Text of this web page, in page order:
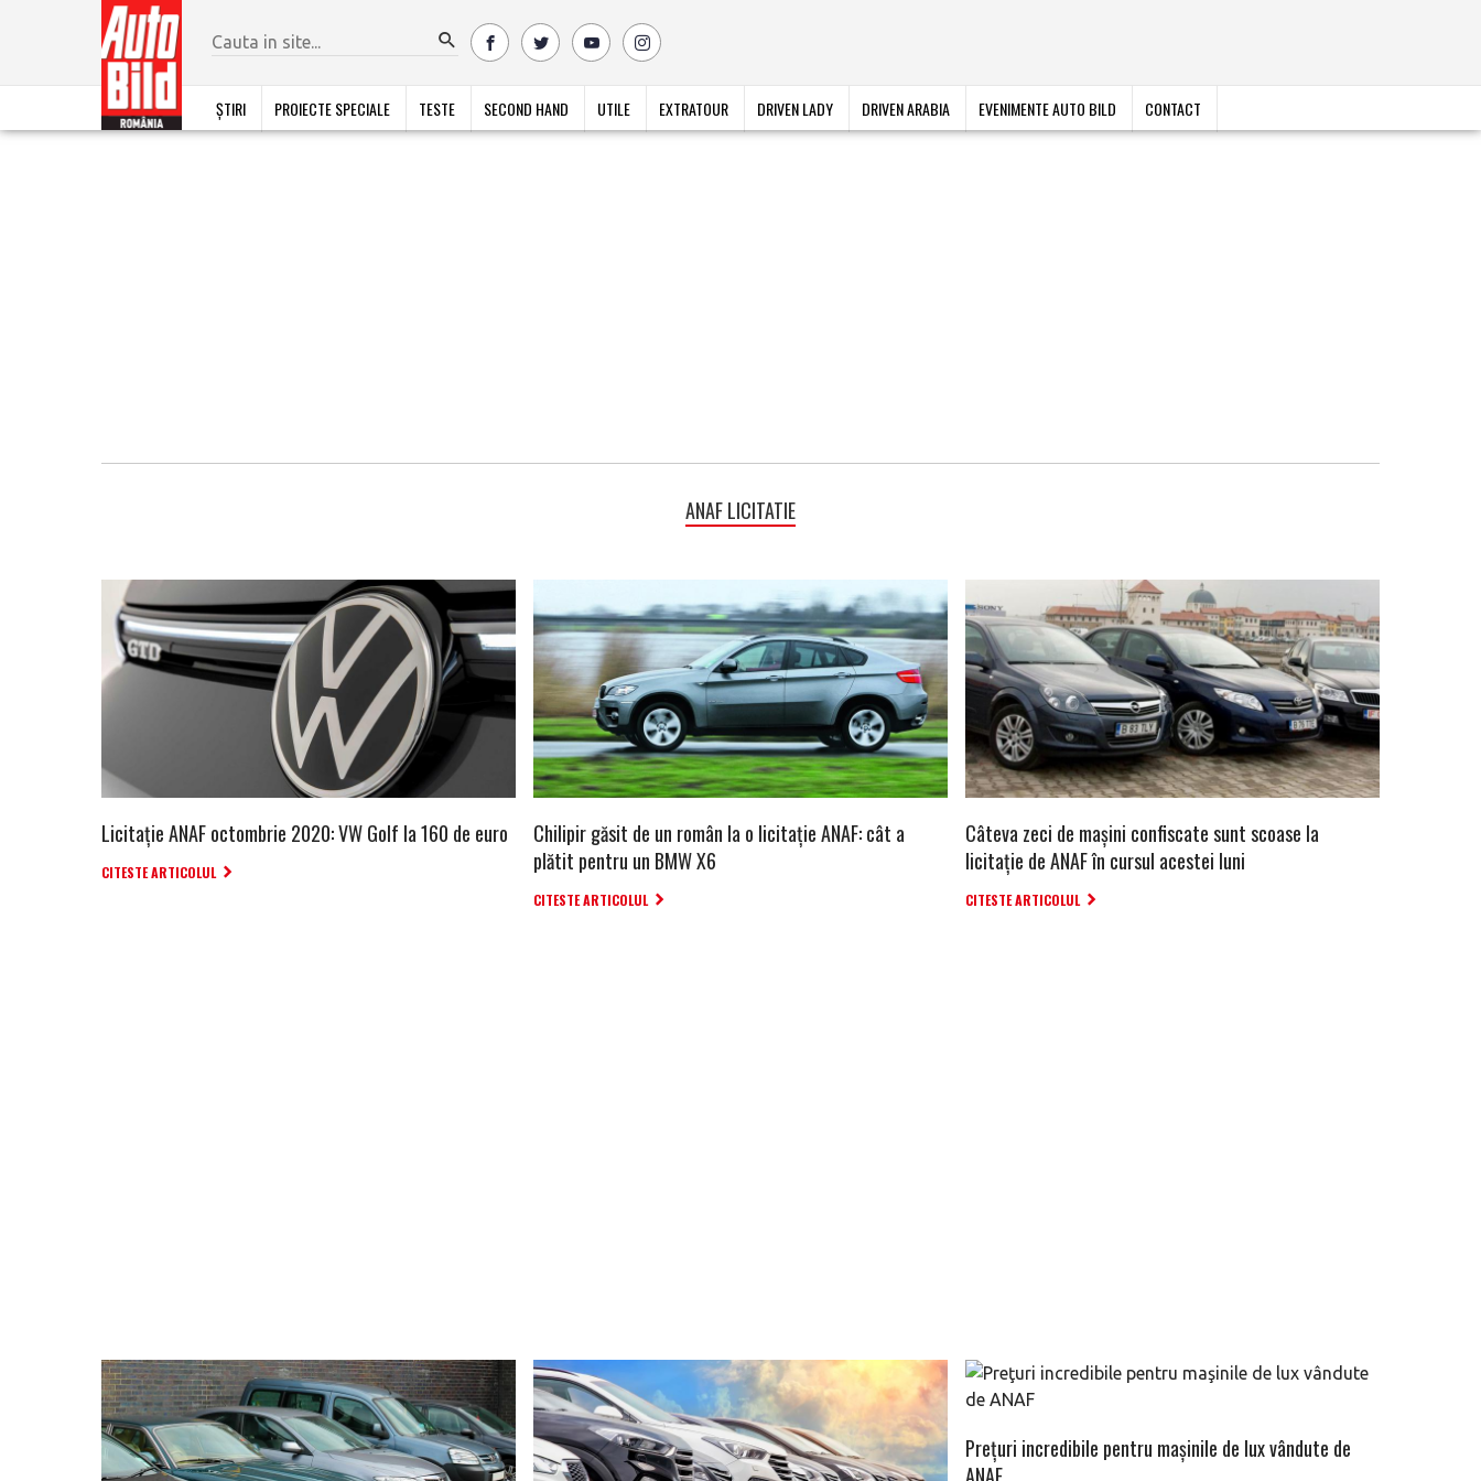
ȘTIRI PROIECTE SPECIALE TESTE SECOND HAND UTILE EXTRATOUR DRIVEN LADY DRIVEN ARABIA EVENIMENTE AUTO BILD CONTACT
ANAF LICITATIE
Licitație ANAF octombrie 2020: VW Golf la 160 de euro
CITESTE ARTICOLUL
Chilipir găsit de un român la o licitație ANAF: cât a
plătit pentru un BMW X6
CITESTE ARTICOLUL
Câteva zeci de maşini confiscate sunt scoase la
licitaţie de ANAF în cursul acestei luni
CITESTE ARTICOLUL
Preţuri incredibile pentru maşinile de lux vândute de